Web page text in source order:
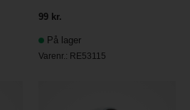
99 kr.
På lager
Varenr.: RE53115